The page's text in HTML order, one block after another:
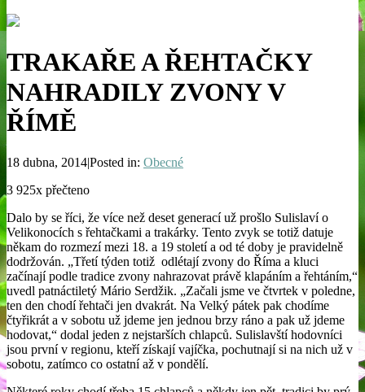
TRAKAŘE A ŘEHTAČKY
NAHRADILY ZVONY V
ŘÍMĚ
18 dubna, 2014|Posted in: Obecné
3 925x přečteno
Dalo by se říci, že více než deset generací už prošlo Sulislaví o
Velikonocích s řehtačkami a trakárky. Tento zvyk se totiž datuje
někam do rozmezí mezi 18. a 19 století a od té doby je pravidelně
dodržován. „Třetí týden totiž odlétají zvony do Říma a kluci
začínají podle tradice zvony nahrazovat právě klapáním a řehtáním,“
uvedl patnáctiletý Mário Serdžik. „Začali jsme ve čtvrtek v poledne,
ten den chodí řehtači jen dvakrát. Na Velký pátek pak chodíme
čtyřikrát a v sobotu už jdeme jen jednou brzy ráno a pak už jdeme
hodovat,“ dodal jeden z nejstarších chlapců. Sulislavští hodovníci
jsou první v regionu, kteří získají vajíčka, pochutnají si na nich už v
sobotu, zatímco co ostatní až v pondělí.